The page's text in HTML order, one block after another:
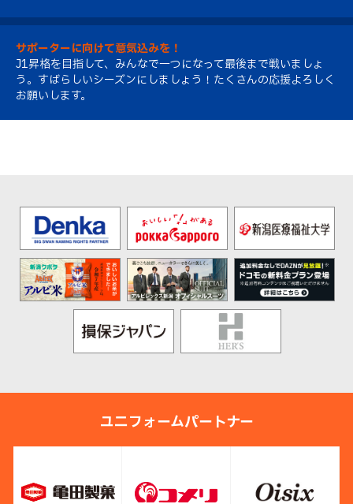
サポーターに向けて意気込みを！
J1昇格を目指して、みんなで一つになって最後まで戦いましょ
う。すばらしいシーズンにしましょう！たくさんの応援よろしく
お願いします。
ユニフォームパートナー